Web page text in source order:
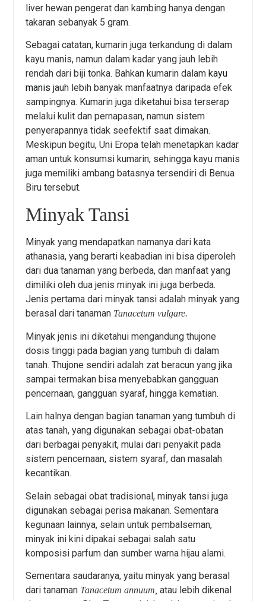
liver hewan pengerat dan kambing hanya dengan
takaran sebanyak 5 gram.
Sebagai catatan, kumarin juga terkandung di dalam
kayu manis, namun dalam kadar yang jauh lebih
rendah dari biji tonka. Bahkan kumarin dalamkayu
manis jauh lebih banyak manfaatnya daripada efek
sampingnya. Kumarin juga diketahui bisa terserap
melalui kulit dan pernapasan, namun sistem
penyerapannya tidak seefektif saat dimakan.
Meskipun begitu, Uni Eropa telah menetapkan kadar
aman untuk konsumsi kumarin, sehingga kayu manis
juga memiliki ambang batasnya tersendiri di Benua
Biru tersebut.
Minyak Tansi
Minyak yang mendapatkan namanya dari kata
athanasia, yang berarti keabadian ini bisa diperoleh
dari dua tanaman yang berbeda, dan manfaat yang
dimiliki oleh dua jenis minyak ini juga berbeda.
Jenis pertama dari minyak tansi adalah minyak yang
berasal dari tanaman Tanacetum vulgare.
Minyak jenis ini diketahui mengandung thujone
dosis tinggi pada bagian yang tumbuh di dalam
tanah. Thujone sendiri adalah zat beracun yang jika
sampai termakan bisa menyebabkan gangguan
pencernaan, gangguan syaraf, hingga kematian.
Lain halnya dengan bagian tanaman yang tumbuh di
atas tanah, yang digunakan sebagai obat-obatan
dari berbagai penyakit, mulai dari penyakit pada
sistem pencernaan, sistem syaraf, dan masalah
kecantikan.
Selain sebagai obat tradisional, minyak tansi juga
digunakan sebagai perisa makanan. Sementara
kegunaan lainnya, selain untuk pembalseman,
minyak ini kini dipakai sebagai salah satu
komposisi parfum dan sumber warna hijau alami.
Sementara saudaranya, yaitu minyak yang berasal
dari tanaman Tanacetum annuum,atau lebih dikenal